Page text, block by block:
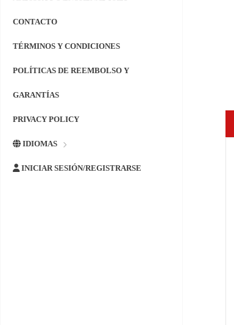
CONTACTO
TÉRMINOS Y CONDICIONES
POLÍTICAS DE REEMBOLSO Y
GARANTÍAS
PRIVACY POLICY
IDIOMAS
INICIAR SESIÓN/REGISTRARSE